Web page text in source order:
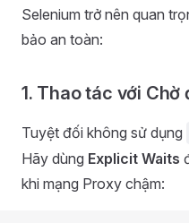
Selenium trở nên quan
bảo an toàn:
1. Thao tác với Chờ
Tuyệt đối không sử dụng
Hãy dùng Explicit Waits
khi mạng Proxy chậm: